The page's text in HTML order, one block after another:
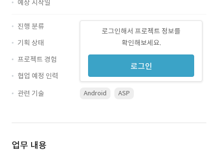
예상 시작일
로그인해서 프로젝트 정보를
확인해보세요.
로그인
진행 분류
기획 상태
프로젝트 경험
협업 예정 인력
관련 기술
Android ASP
업무 내용